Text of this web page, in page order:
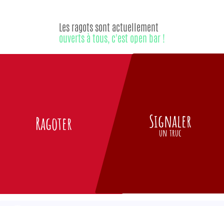
Ragoter
Les ragots sont actuellement
ouverts à tous, c'est open bar !
Signaler
un truc